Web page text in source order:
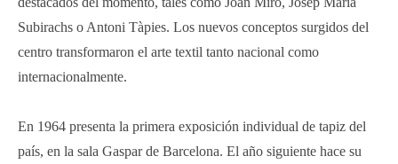
Subirachs o Antoni Tàpies. Los nuevos conceptos surgidos del
centro transformaron el arte textil tanto nacional como
internacionalmente.
En 1964 presenta la primera exposición individual de tapiz del
país, en la sala Gaspar de Barcelona. El año siguiente hace su